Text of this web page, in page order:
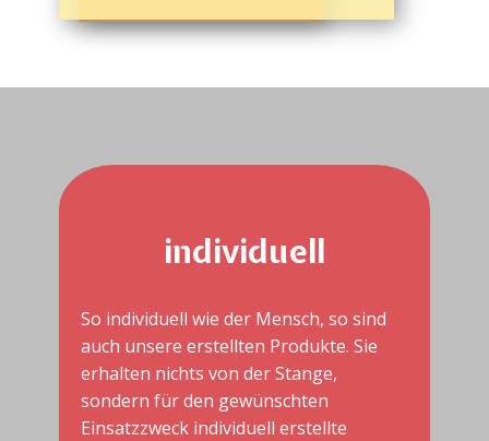
individuell
So individuell wie der Mensch, so sind
auch unsere erstellten Produkte. Sie
erhalten nichts von der Stange,
sondern für den gewünschten
Einsatzzweck individuell erstellte